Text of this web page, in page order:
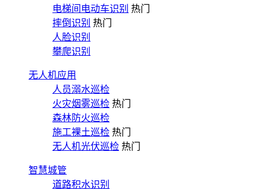
电梯间电动车识别 热门
摔倒识别 热门
人脸识别
攀爬识别
无人机应用
人员溺水巡检
火灾烟雾巡检 热门
森林防火巡检
施工裸土巡检 热门
无人机光伏巡检 热门
智慧城管
道路积水识别